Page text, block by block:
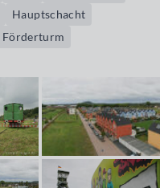
Hauptschacht
Förderturm